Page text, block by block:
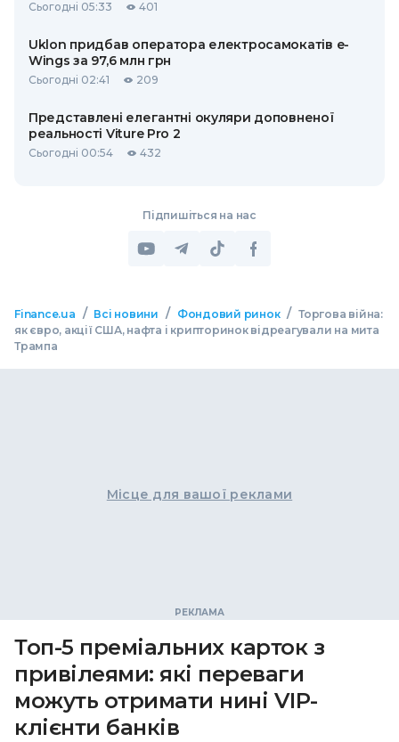
Сьогодні 05:33 401
Uklon придбав оператора електросамокатів e-
Wings за 97,6 млн грн
Сьогодні 02:41 209
Представлені елегантні окуляри доповненої
реальності Viture Pro 2
Сьогодні 00:54 432
Підпишіться на нас
Finance.ua / Всі новини / Фондовий ринок / Торгова війна:
як євро, акції США, нафта і крипторинок відреагували на мита
Трампа
Місце для вашої реклами
Топ-5 преміальних карток з
привілеями: які переваги
можуть отримати нині VIP-
клієнти банків